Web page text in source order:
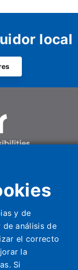
a la
sistema
la
local
y de
análisis de
el correcto
la
Si